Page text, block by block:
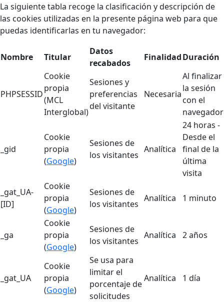
La siguiente tabla recoge la clasificación y descripción de
las cookies utilizadas en la presente página web para que
puedas identificarlas en tu navegador:
Nombre Titular
Datos
recabados
FinalidadDuración
PHPSESSID
Cookie
propia
(MCL
Interglobal)
Sesiones y
preferencias
del visitante
Necesaria
Al finalizar
la sesión
con el
navegador
_gid
Cookie
propia
(Google)
Sesiones de
los visitantes
Analítica
24 horas -
Desde el
final de la
última
visita
_gat_UA-
[ID]
Cookie
propia
(Google)
Sesiones de
los visitantes
Analítica 1 minuto
_ga
Cookie
propia
(Google)
Sesiones de
los visitantes
Analítica 2 años
_gat_UA
Cookie
propia
(Google)
Se usa para
limitar el
porcentaje de
solicitudes
Analítica 1 día